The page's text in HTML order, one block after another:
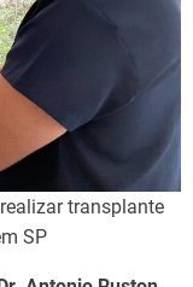
transplante
SP